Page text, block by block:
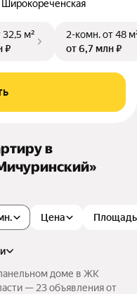
Широкореченская
32,5 м²
₽
2-комн.от 48
от 6,7 млн ₽
в
Цена Площадь
доме в ЖК
— 23 объявления от